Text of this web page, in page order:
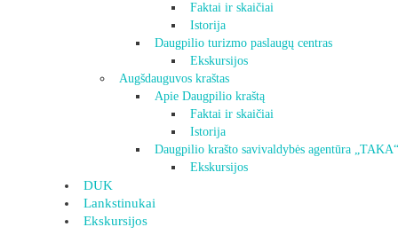
Faktai ir skaičiai
Istorija
Daugpilio turizmo paslaugų centras
Ekskursijos
Augšdauguvos kraštas
Apie Daugpilio kraštą
Faktai ir skaičiai
Istorija
Daugpilio krašto savivaldybės agentūra „TAKA“
Ekskursijos
DUK
Lankstinukai
Ekskursijos